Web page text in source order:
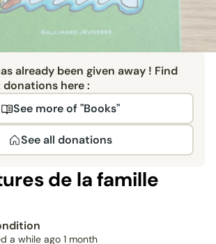
already been given away ! Find
donations here :
See more of "Books"
See all donations
de la famille
a while ago 1 month